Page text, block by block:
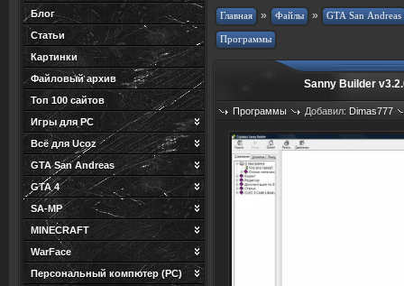
Блог
Статьи
Картинки
Файловый архив
Топ 100 сайтов
Игры для PC
Всё для Ucoz
GTA San Andreas
GTA 4
SA-MP
MINECRAFT
WarFace
Персональный компютер (PC)
» »
Sanny Builder
Программы Добавил: Dimas777